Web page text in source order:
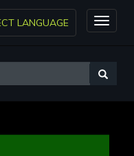
Toggle
LANGUAGE